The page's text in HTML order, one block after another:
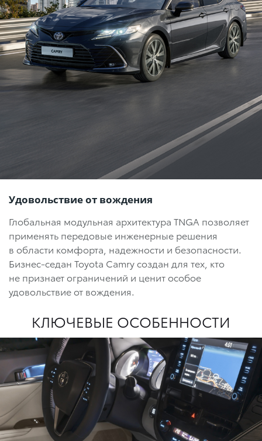
Удовольствие от вождения
Глобальная модульная архитектура TNGA позволяет
применять передовые инженерные решения
в области комфорта, надежности и безопасности.
Бизнес-седан Toyota Camry создан для тех, кто
не признает ограничений и ценит особое
удовольствие от вождения.
КЛЮЧЕВЫЕ ОСОБЕННОСТИ